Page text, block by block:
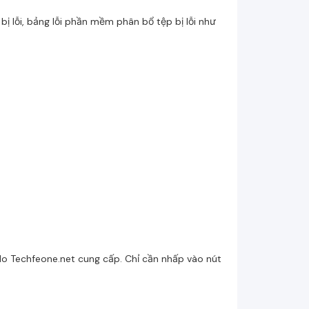
lỗi, bảng lỗi phần mềm phân bổ tệp bị lỗi như
Techfeone.net cung cấp. Chỉ cần nhấp vào nút